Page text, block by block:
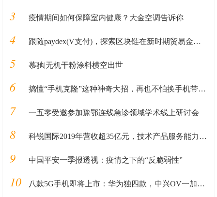
3 疫情期间如何保障室内健康？大金空调告诉你
4 跟随paydex(V支付)，探索区块链在新时期贸易金融业务中的应用
5 慕驰|无机干粉涂料横空出世
6 搞懂“手机克隆”这种神奇大招，再也不怕换手机带来的数据丢失
7 一五零受邀参加豫鄂连线急诊领域学术线上研讨会
8 科锐国际2019年营收超35亿元，技术产品服务能力升级
9 中国平安一季报透视：疫情之下的“反脆弱性”
10 八款5G手机即将上市：华为独四款，中兴OV一加瓜分名额